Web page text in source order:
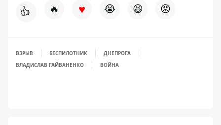
👍 🔥 ♥ 😭 😆 😡
ВЗРЫВ БЕСПИЛОТНИК
ДНЕПРОГА
ВЛАДИСЛАВ ГАЙВАНЕНКО
ВОЙНА